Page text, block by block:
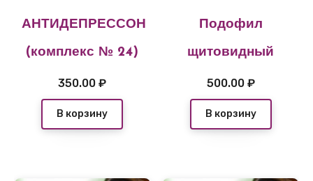
АНТИДЕПРЕССОН
(комплекс № 24)
350.00₽
В корзину
Подофил
щитовидный
500.00 ₽
В корзину